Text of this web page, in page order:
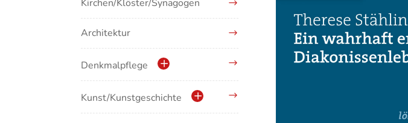
Kirchen/Klöster/Synagogen
Architektur
Denkmalpflege
Kulturdenkmale in Baden-
Württemberg
Kunst/Kunstgeschichte